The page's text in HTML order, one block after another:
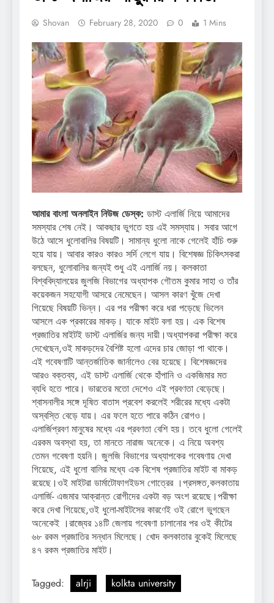
Shovan February 28, 2020 0 1 Mins
আমার বাংলা অনলাইন নিউজ ডেস্ক: ডাস্ট এলার্জি নিয়ে আমাদের
সমস্যার শেষ নেই। আকছার ভুগতে হয় এই সমস্যায়। সবার আগে
উঠে আসে ধুলোবালির বিষয়টি। সামান্য ধুলো নাকে গেলেই হাঁচি শুরু
হয়ে যায়। আবার কারও কারও সর্দি লেগে যায়। বিশেষজ্ঞ চিকিৎসকরা
বলছেন, ধুলোবালির জন্যই শুধু এই এলার্জি নয়। কলকাতা
বিশ্ববিদ্যালয়ের জুলজি বিভাগের অধ্যাপক গৌতম কুমার সাহা ও তাঁর
কয়েকজন সহযোগী আসরে নেমেছেন। আসল কারণ খুঁজে দেখা
গিয়েছে বিষয়টি ভিন্ন। এর পর পরীক্ষা করে ধরা পড়েছে ভিলেন
আসলে এক প্রকারের মাকড়। যাকে মাইট বলা হয়। এক বিশেষ
প্রজাতির মাইটই ডাস্ট এলার্জির জন্য দায়ী।অধ্যাপকরা পরীক্ষা করে
দেখেছেন,ওই মাকড়দের বৈশিষ্ট হলো এদের চার জোড়া পা থাকে।
এই গবেষণাটি আন্তর্জাতিক জার্নালেও বের হয়েছে। বিশেষজ্ঞদের
আরও বক্তব্য, এই ডাস্ট এলার্জি থেকে হাঁপানি ও একজিমার মত
ব্যধি হতে পারে। ভারতের মতো দেশেও এই প্রবণতা বেড়েছে।
শ্বাসনালীর সঙ্গে দূষিত বাতাস প্রবেশ করলেই শরীরের মধ্যে একটা
অস্বস্তি বেড়ে যায়। এর ফলে হতে পারে কঠিন রোগও।
এলার্জিপ্রবণ মানুষের মধ্যে এর প্রবণতা বেশি হয়। তবে ধুলো গেলেই
এরকম অবস্থা হয়, তা মানতে নারাজ অনেকে। এ নিয়ে অবশ্য
তেমন গবেষণা হয়নি। জুলজি বিভাগের অধ্যাপকের গবেষণায় দেখা
গিয়েছে, এই ধুলো বালির মধ্যে এক বিশেষ প্রজাতির মাইট বা মাকড়
রয়েছে।ওই মাইটরা ডার্মাটোফাগইডস গোত্রের ।প্রসঙ্গত,কলকাতায়
এলার্জি- এজমার আক্রান্ত রোগীদের একটা বড় অংশ রয়েছে।পরীক্ষা
করে দেখা গিয়েছে,ওই ধুলো-মাইটসের কারণেই ওই রোগে ভুগছেন
অনেকেই ।রাজ্যের ১৪টি জেলায় গবেষণা চালানোর পর ওই কীটের
৬৮ রকম প্রজাতির সন্ধান মিলেছে। খোদ কলকাতার বুকেই মিলেছে
৪৭ রকম প্রজাতির মাইট।
Tagged: alrji kolkta university